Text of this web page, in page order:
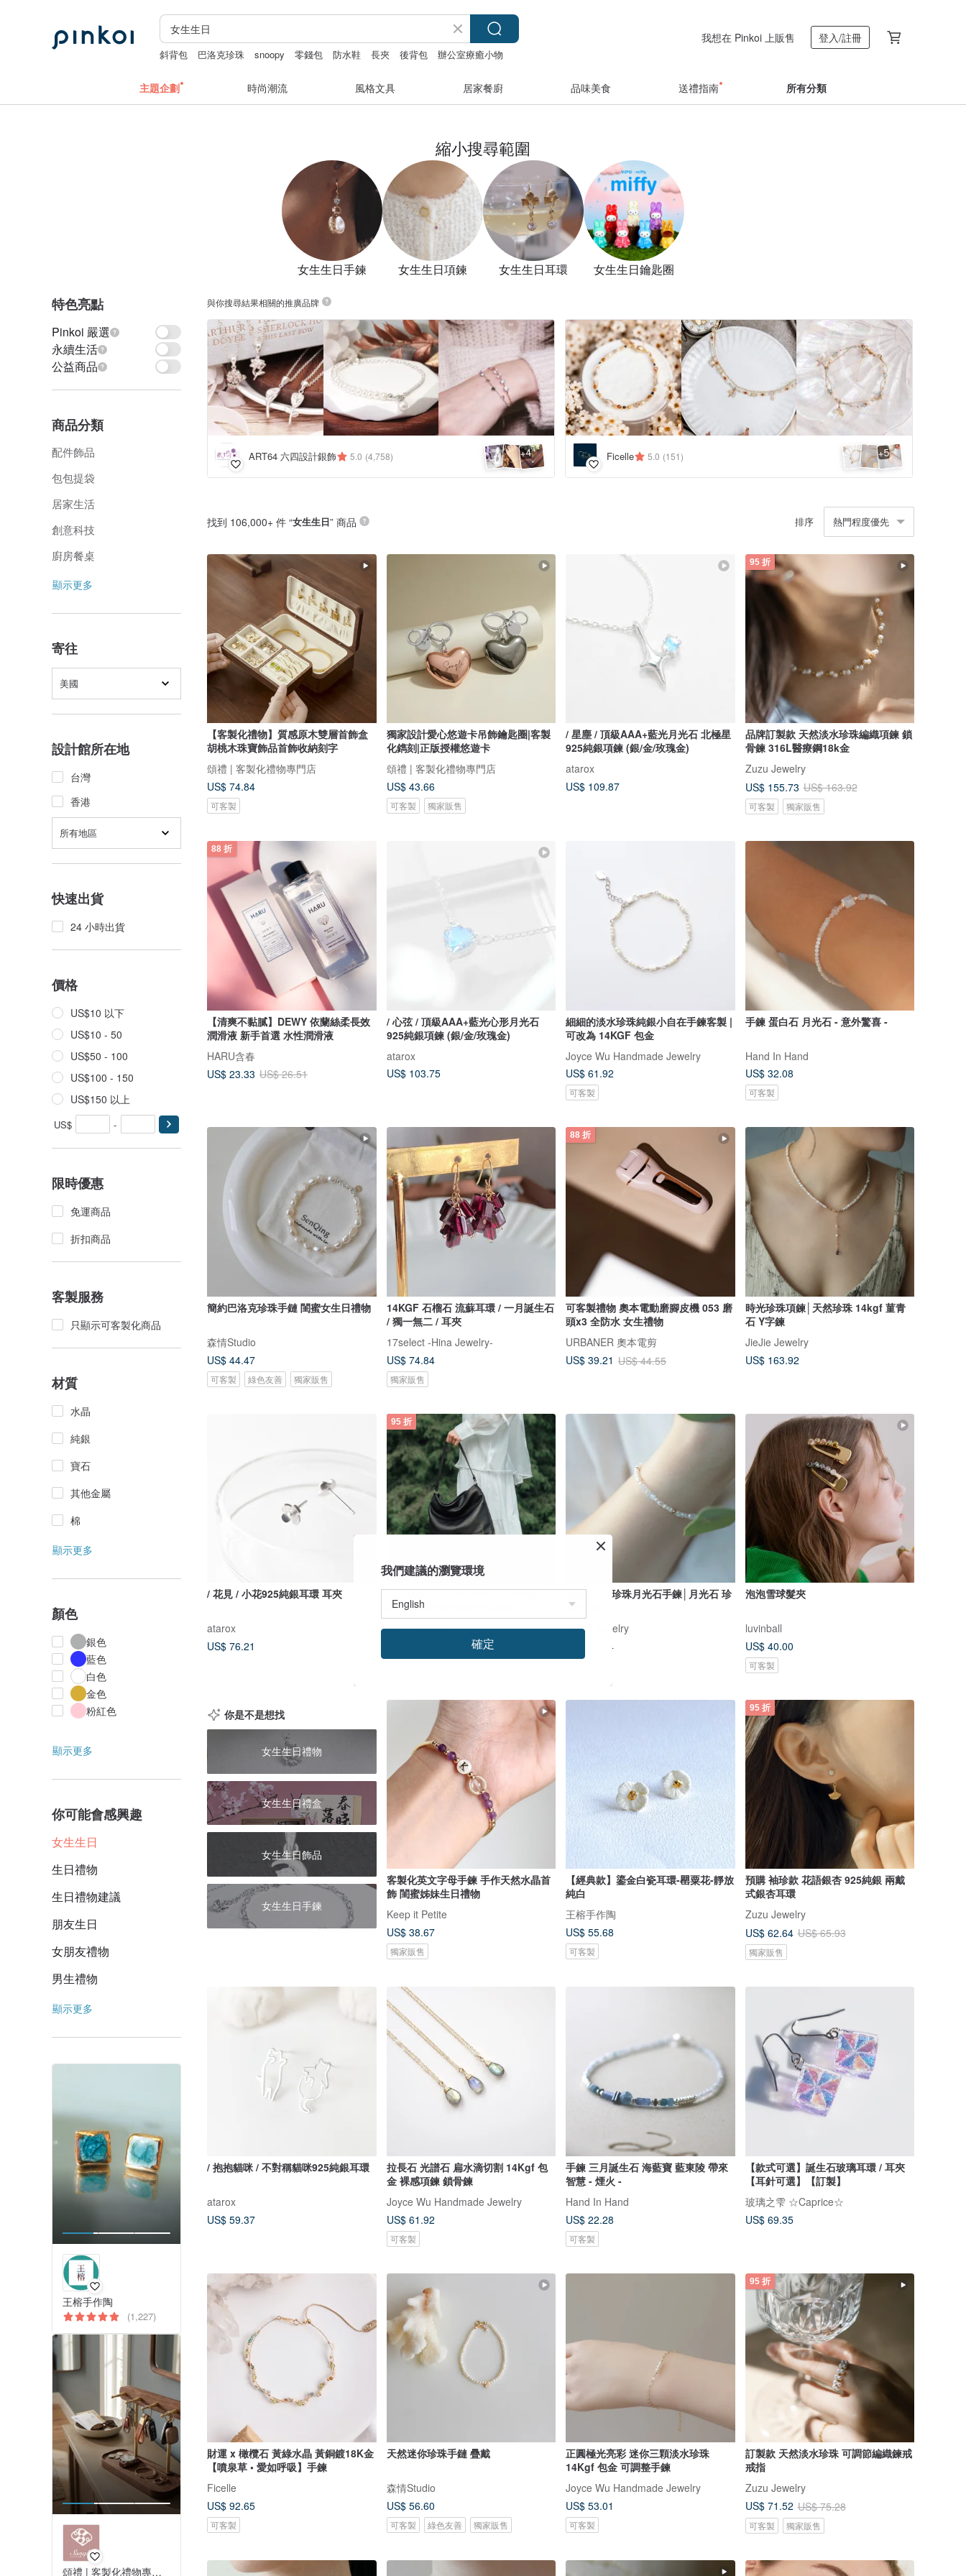
斜背包 巴洛克珍珠 snoopy 零錢包 防水鞋 長夾 後背包 辦公室療癒小物
我想在 Pinkoi 上販售 登入/註冊
主題企劃 時尚潮流 風格文具 居家餐廚 品味美食 送禮指南 所有分類
縮小搜尋範圍
女生生日手鍊 女生生日項鍊 女生生日耳環 女生生日鑰匙圈
特色亮點
Pinkoi 嚴選
永續生活
公益商品
商品分類
配件飾品
包包提袋
居家生活
創意科技
廚房餐桌
顯示更多
寄往
美國
設計館所在地
台灣
香港
所有地區
快速出貨
24 小時出貨
價格
US$10 以下
US$10 - 50
US$50 - 100
US$100 - 150
US$150 以上
US$ -
限時優惠
免運商品
折扣商品
客製服務
只顯示可客製化商品
材質
水晶
純銀
寶石
其他金屬
棉
顯示更多
顏色
銀色
藍色
白色
金色
粉紅色
顯示更多
你可能會感興趣
女生生日
生日禮物
生日禮物建議
朋友生日
女朋友禮物
男生禮物
顯示更多
王榕手作陶
(1,227)
頌禮 | 客製化禮物專門店
與你搜尋結果相關的推廣品牌
ART64 六四設計銀飾 5.0 (4,758) +4 Ficelle 5.0 (151) +5
找到 106,000+ 件 “女生生日” 商品 排序 熱門程度優先
【客製化禮物】質感原木雙層首飾盒
胡桃木珠寶飾品首飾收納刻字
頌禮 | 客製化禮物專門店
US$ 74.84
可客製
獨家設計愛心悠遊卡吊飾鑰匙圈|客製
化鐫刻|正版授權悠遊卡
頌禮 | 客製化禮物專門店
US$ 43.66
可客製 獨家販售
/ 星塵 / 頂級AAA+藍光月光石 北極星
925純銀項鍊 (銀/金/玫瑰金)
atarox
US$ 109.87
95 折
品牌訂製款 天然淡水珍珠編織項鍊 鎖
骨鍊 316L醫療鋼18k金
Zuzu Jewelry
US$ 155.73 US$ 163.92
可客製 獨家販售
88 折
【清爽不黏膩】DEWY 依蘭絲柔長效
潤滑液 新手首選 水性潤滑液
HARU含春
US$ 23.33 US$ 26.51
/ 心弦 / 頂級AAA+藍光心形月光石
925純銀項鍊 (銀/金/玫瑰金)
atarox
US$ 103.75
細細的淡水珍珠純銀小自在手鍊客製 |
可改為 14KGF 包金
Joyce Wu Handmade Jewelry
US$ 61.92
可客製
手鍊 蛋白石 月光石 - 意外驚喜 -
Hand In Hand
US$ 32.08
可客製
簡約巴洛克珍珠手鏈 閨蜜女生日禮物
森情Studio
US$ 44.47
可客製 綠色友善 獨家販售
14KGF 石榴石 流蘇耳環 / 一月誕生石
/ 獨一無二 / 耳夾
17select -Hina Jewelry-
US$ 74.84
獨家販售
88 折
可客製禮物 奧本電動磨腳皮機 053 磨
頭x3 全防水 女生禮物
URBANER 奧本電剪
US$ 39.21 US$ 44.55
時光珍珠項鍊│天然珍珠 14kgf 菫青
石 Y字鍊
JieJie Jewelry
US$ 163.92
/ 花見 / 小花925純銀耳環 耳夾
atarox
US$ 76.21
95 折
【人氣推薦】Savannah皮革手提包 -
黑色 真皮手袋 實用女生禮物
Samuel Ashley
US$ 175.82
溫婉之美_珍珠月光石手鍊│月光石 珍
珠 手鍊
JieJie Jewelry
US$ 83.74
泡泡雪球髮夾
luvinball
US$ 40.00
可客製
你是不是想找
女生生日禮物
女生生日禮盒
女生生日飾品
女生生日手鍊
客製化英文字母手鍊 手作天然水晶首
飾 閨蜜姊妹生日禮物
Keep it Petite
US$ 38.67
獨家販售
【經典款】鎏金白瓷耳環-罌粟花-靜放
純白
王榕手作陶
US$ 55.68
可客製
95 折
預購 袖珍款 花語銀杏 925純銀 兩戴
式銀杏耳環
Zuzu Jewelry
US$ 62.64 US$ 65.93
獨家販售
/ 抱抱貓咪 / 不對稱貓咪925純銀耳環
atarox
US$ 59.37
拉長石 光譜石 扁水滴切割 14Kgf 包
金 裸感項鍊 鎖骨鍊
Joyce Wu Handmade Jewelry
US$ 61.92
可客製
手鍊 三月誕生石 海藍寶 藍東陵 帶來
智慧 - 煙火 -
Hand In Hand
US$ 22.28
可客製
【款式可選】誕生石玻璃耳環 / 耳夾
【耳針可選】【訂製】
玻璃之雫 ☆Caprice☆
US$ 69.35
財運 x 橄欖石 黃綠水晶 黃銅鍍18K金
【噴泉草 • 愛如呼吸】手鍊
Ficelle
US$ 92.65
可客製
天然迷你珍珠手鏈 疊戴
森情Studio
US$ 56.60
可客製 綠色友善 獨家販售
正圓極光亮彩 迷你三顆淡水珍珠
14Kgf 包金 可調整手鍊
Joyce Wu Handmade Jewelry
US$ 53.01
可客製
95 折
訂製款 天然淡水珍珠 可調節編織鍊戒
戒指
Zuzu Jewelry
US$ 71.52 US$ 75.28
可客製 獨家販售
我們建議的瀏覽環境
確定